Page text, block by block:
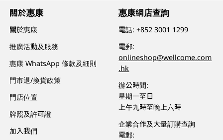
關於惠康
關於惠康
推廣活動及服務
惠康 WhatsApp 條款及細則
門市退/換貨政策
門店位置
牌照及許可證
加入我們
惠康網店查詢
電話:+852 3001 1299
電郵:
onlineshop@wellcome.com
.hk
辦公時間:
星期一至日
上午九時至晚上六時
企業合作及大量訂購查詢
電郵: